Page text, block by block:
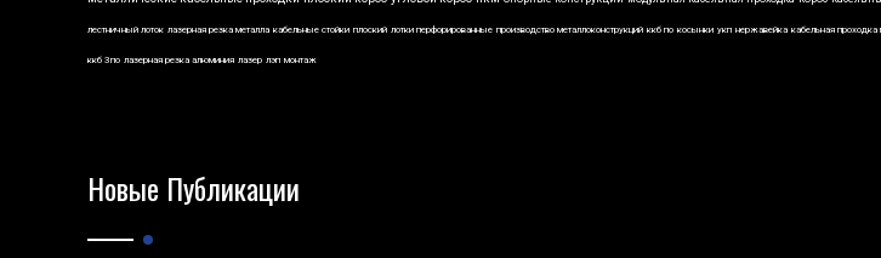
лестничный лоток лазерная резка металла кабельные стойки плоский лотки перфорированные производство металлоконструкций ккб по косынки укп нержавейка кабельная проходка
ккб 3по лазерная резка алюминия лазер лэп монтаж
Новые Публикации